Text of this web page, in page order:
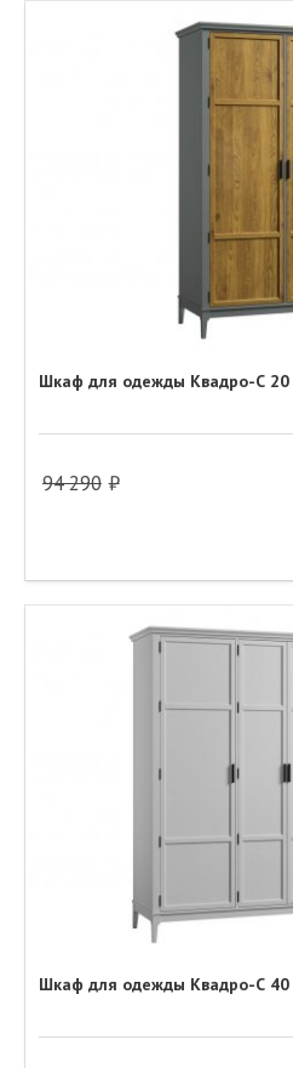
Шкаф для одежды Квадро-С 20
94 290
Шкаф для одежды Квадро-С 40